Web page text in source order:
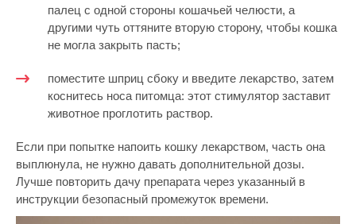
палец с одной стороны кошачьей челюсти, а
другими чуть оттяните вторую сторону, чтобы кошка
не могла закрыть пасть;
поместите шприц сбоку и введите лекарство, затем
коснитесь носа питомца: этот стимулятор заставит
животное проглотить раствор.
Если при попытке напоить кошку лекарством, часть она
выплюнула, не нужно давать дополнительной дозы.
Лучше повторить дачу препарата через указанный в
инструкции безопасный промежуток времени.